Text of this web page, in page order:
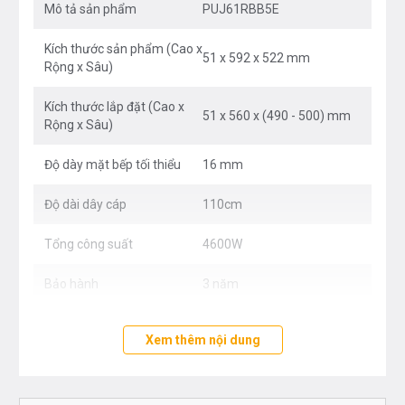
khóa để phòng ngừa trẻ em làm thay đổi cài đặt
Chức năng Gia nhiệt nhanh (PowerBoost):Gia
Chức năng hẹn giờ kết thúc:
nấu có cài hẹn giờ
mức tiêu thụ năng lượng thấp.
ĐẶC ĐIỂM NỔI BẬT
Mô tả sản phẩm PUJ61RBB5E
Kích thước sản phẩm (Cao x
Rộng x Sâu)
51 x 592 x 522 mm
Kích thước lắp đặt (Cao x
Rộng x Sâu)
51 x 560 x (490 - 500) mm
Độ dày mặt bếp tối thiểu 16 mm
Độ dài dây cáp 110cm
Tổng công suất 4600W
Bảo hành 3 năm
Xem thêm nội dung